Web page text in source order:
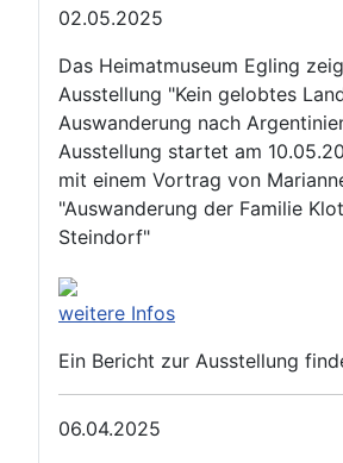
02.05.2025
Das Heimatmuseum Egling
Ausstellung "Kein gelobtes
Auswanderung nach
Ausstellung startet am
mit einem Vortrag von
"Auswanderung der Familie
Steindorf"
weitere Infos
Ein Bericht zur Ausstellung
06.04.2025